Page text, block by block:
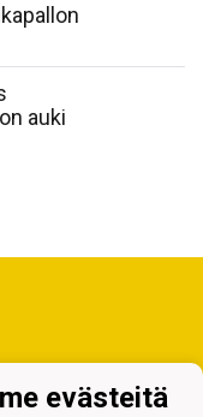
auki
evästeitä